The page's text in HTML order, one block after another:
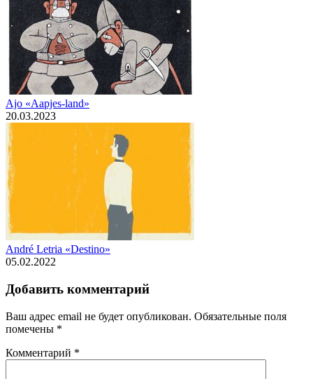
Ajo «Aapjes-land»
20.03.2023
André Letria «Destino»
05.02.2022
Добавить комментарий
Ваш адрес email не будет опубликован. Обязательные поля
помечены *
Комментарий *